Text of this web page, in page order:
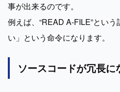
事が出来るのです。
例えば、“READ A-FILE”とい
い」という命令になります。
ソースコードが冗長に